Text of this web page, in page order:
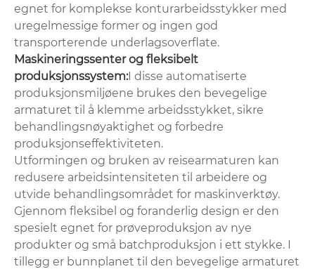
egnet for komplekse konturarbeidsstykker med
uregelmessige former og ingen god
transporterende underlagsoverflate.
‌Maskineringssenter og fleksibelt
produksjonssystem‌:I disse automatiserte
produksjonsmiljøene brukes den bevegelige
armaturet til å klemme arbeidsstykket, sikre
behandlingsnøyaktighet og forbedre
produksjonseffektiviteten.
Utformingen og bruken av reisearmaturen kan
redusere arbeidsintensiteten til arbeidere og
utvide behandlingsområdet for maskinverktøy.
Gjennom fleksibel og foranderlig design er den
spesielt egnet for prøveproduksjon av nye
produkter og små batchproduksjon i ett stykke. I
tillegg er bunnplanet til den bevegelige armaturet